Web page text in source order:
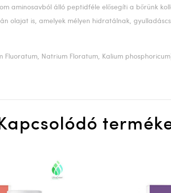
aminosavból álló peptidféle elősegíti a bőrünk
olajat is, amelyek mélyen hidratálnak,
Natrium Floratum, Kalium